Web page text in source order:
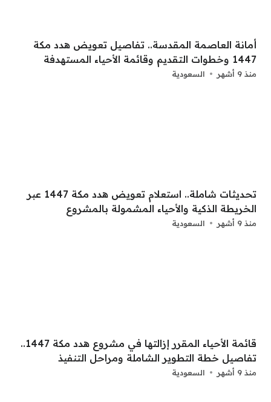
أمانة العاصمة المقدسة.. تفاصيل تعويض هدد مكة
1447 وخطوات التقديم وقائمة الأحياء المستهدفة
منذ 9 أشهر السعودية
تحديثات شاملة.. استعلام تعويض هدد مكة 1447 عبر
الخريطة الذكية والأحياء المشمولة بالمشروع
منذ 9 أشهر السعودية
قائمة الأحياء المقرر إزالتها في مشروع هدد مكة 1447..
تفاصيل خطة التطوير الشاملة ومراحل التنفيذ
منذ 9 أشهر السعودية